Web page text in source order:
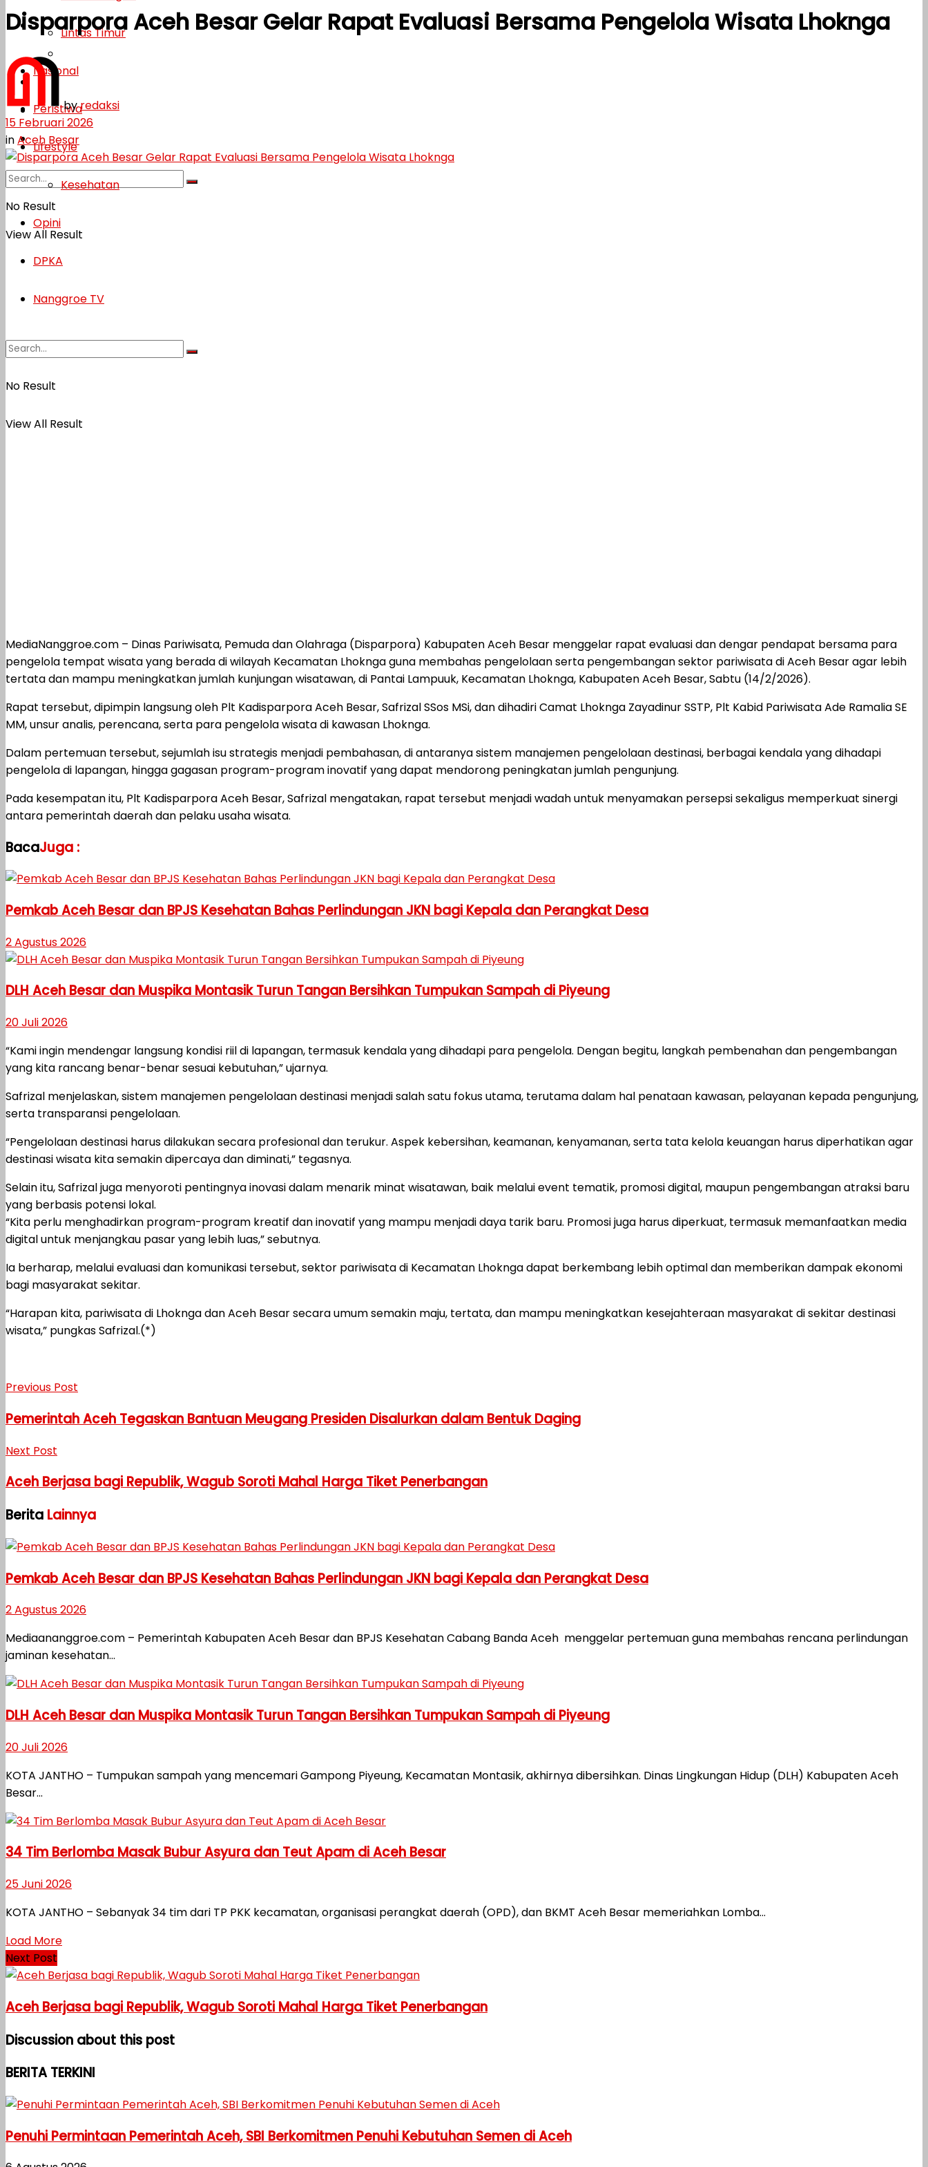
Lifestyle
DPKA
Nanggroe TV
No Result
View All Result
Lintas Timur
Nasional
Peristiwa
Lifestyle
Kesehatan
Opini
DPKA
Nanggroe TV
No Result
View All Result
Disparpora Aceh Besar Gelar Rapat Evaluasi Bersama Pengelola Wisata Lhoknga
byredaksi
15 Februari 2026
inAceh Besar
MediaNanggroe.com – Dinas Pariwisata, Pemuda dan Olahraga (Disparpora) Kabupaten Aceh Besar menggelar rapat evaluasi dan dengar pendapat bersama para
pengelola tempat wisata yang berada di wilayah Kecamatan Lhoknga guna membahas pengelolaan serta pengembangan sektor pariwisata di Aceh Besar agar lebih
tertata dan mampu meningkatkan jumlah kunjungan wisatawan, di Pantai Lampuuk, Kecamatan Lhoknga, Kabupaten Aceh Besar, Sabtu (14/2/2026).
Rapat tersebut, dipimpin langsung oleh Plt Kadisparpora Aceh Besar, Safrizal SSos MSi, dan dihadiri Camat Lhoknga Zayadinur SSTP, Plt Kabid Pariwisata Ade Ramalia SE
MM, unsur analis, perencana, serta para pengelola wisata di kawasan Lhoknga.
Dalam pertemuan tersebut, sejumlah isu strategis menjadi pembahasan, di antaranya sistem manajemen pengelolaan destinasi, berbagai kendala yang dihadapi
pengelola di lapangan, hingga gagasan program-program inovatif yang dapat mendorong peningkatan jumlah pengunjung.
Pada kesempatan itu, Plt Kadisparpora Aceh Besar, Safrizal mengatakan, rapat tersebut menjadi wadah untuk menyamakan persepsi sekaligus memperkuat sinergi
antara pemerintah daerah dan pelaku usaha wisata.
BacaJuga :
Pemkab Aceh Besar dan BPJS Kesehatan Bahas Perlindungan JKN bagi Kepala dan Perangkat Desa
2 Agustus 2026
DLH Aceh Besar dan Muspika Montasik Turun Tangan Bersihkan Tumpukan Sampah di Piyeung
20 Juli 2026
“Kami ingin mendengar langsung kondisi riil di lapangan, termasuk kendala yang dihadapi para pengelola. Dengan begitu, langkah pembenahan dan pengembangan
yang kita rancang benar-benar sesuai kebutuhan,” ujarnya.
Safrizal menjelaskan, sistem manajemen pengelolaan destinasi menjadi salah satu fokus utama, terutama dalam hal penataan kawasan, pelayanan kepada pengunjung,
serta transparansi pengelolaan.
“Pengelolaan destinasi harus dilakukan secara profesional dan terukur. Aspek kebersihan, keamanan, kenyamanan, serta tata kelola keuangan harus diperhatikan agar
destinasi wisata kita semakin dipercaya dan diminati,” tegasnya.
Selain itu, Safrizal juga menyoroti pentingnya inovasi dalam menarik minat wisatawan, baik melalui event tematik, promosi digital, maupun pengembangan atraksi baru
yang berbasis potensi lokal.
“Kita perlu menghadirkan program-program kreatif dan inovatif yang mampu menjadi daya tarik baru. Promosi juga harus diperkuat, termasuk memanfaatkan media
digital untuk menjangkau pasar yang lebih luas,” sebutnya.
Ia berharap, melalui evaluasi dan komunikasi tersebut, sektor pariwisata di Kecamatan Lhoknga dapat berkembang lebih optimal dan memberikan dampak ekonomi
bagi masyarakat sekitar.
“Harapan kita, pariwisata di Lhoknga dan Aceh Besar secara umum semakin maju, tertata, dan mampu meningkatkan kesejahteraan masyarakat di sekitar destinasi
wisata,” pungkas Safrizal.(*)
Previous Post
Pemerintah Aceh Tegaskan Bantuan Meugang Presiden Disalurkan dalam Bentuk Daging
Next Post
Aceh Berjasa bagi Republik, Wagub Soroti Mahal Harga Tiket Penerbangan
Berita Lainnya
Pemkab Aceh Besar dan BPJS Kesehatan Bahas Perlindungan JKN bagi Kepala dan Perangkat Desa
2 Agustus 2026
Mediaananggroe.com – Pemerintah Kabupaten Aceh Besar dan BPJS Kesehatan Cabang Banda Aceh menggelar pertemuan guna membahas rencana perlindungan
jaminan kesehatan...
DLH Aceh Besar dan Muspika Montasik Turun Tangan Bersihkan Tumpukan Sampah di Piyeung
20 Juli 2026
KOTA JANTHO – Tumpukan sampah yang mencemari Gampong Piyeung, Kecamatan Montasik, akhirnya dibersihkan. Dinas Lingkungan Hidup (DLH) Kabupaten Aceh
Besar...
34 Tim Berlomba Masak Bubur Asyura dan Teut Apam di Aceh Besar
25 Juni 2026
KOTA JANTHO – Sebanyak 34 tim dari TP PKK kecamatan, organisasi perangkat daerah (OPD), dan BKMT Aceh Besar memeriahkan Lomba...
Load More
Next Post
Aceh Berjasa bagi Republik, Wagub Soroti Mahal Harga Tiket Penerbangan
Discussion about this post
BERITA TERKINI
Penuhi Permintaan Pemerintah Aceh, SBI Berkomitmen Penuhi Kebutuhan Semen di Aceh